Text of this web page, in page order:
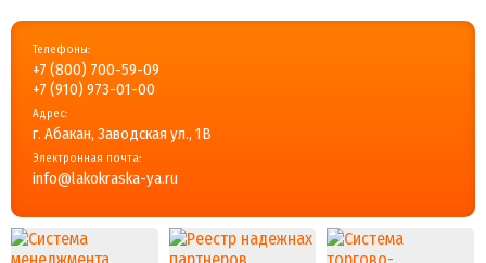
Телефоны:
+7 (800) 700-59-09
+7 (910) 973-01-00
Адрес:
г. Абакан, Заводская ул., 1В
Электронная почта:
info@lakokraska-ya.ru